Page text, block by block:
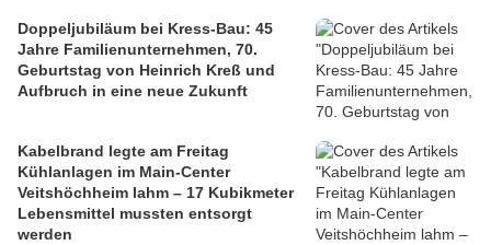
Doppeljubiläum bei Kress-Bau: 45
Jahre Familienunternehmen, 70.
Geburtstag von Heinrich Kreß und
Aufbruch in eine neue Zukunft
Kabelbrand legte am Freitag
Kühlanlagen im Main-Center
Veitshöchheim lahm – 17 Kubikmeter
Lebensmittel mussten entsorgt
werden